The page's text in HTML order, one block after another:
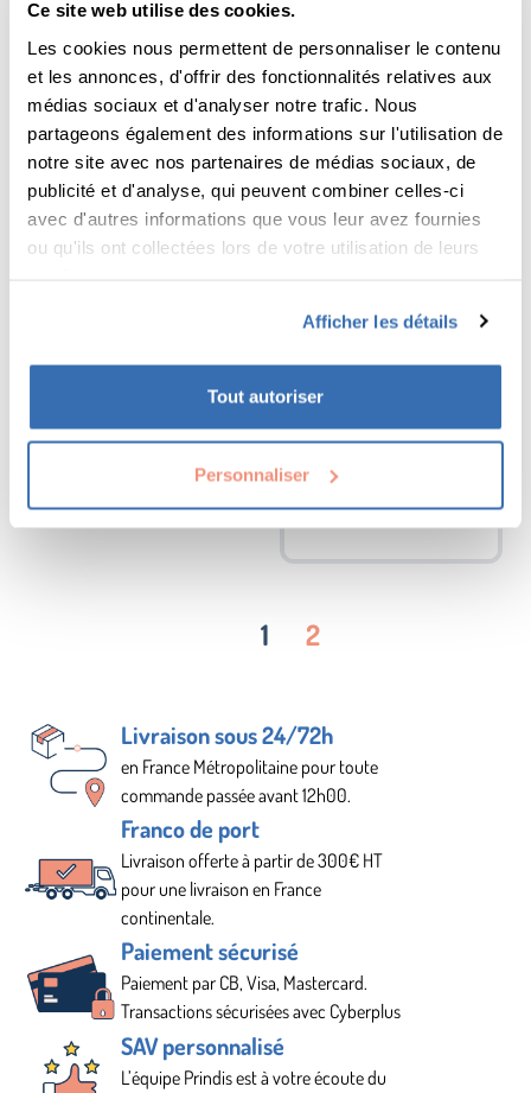
Ce site web utilise des cookies.
Les cookies nous permettent de personnaliser le contenu
et les annonces, d'offrir des fonctionnalités relatives aux
médias sociaux et d'analyser notre trafic. Nous
partageons également des informations sur l'utilisation de
notre site avec nos partenaires de médias sociaux, de
publicité et d'analyse, qui peuvent combiner celles-ci
avec d'autres informations que vous leur avez fournies
ou qu'ils ont collectées lors de votre utilisation de leurs
Afficher les détails
Tout autoriser
Personnaliser
gamme.
d’autres matériaux et
fournitures pour
l’aménagement de la
maison, en particulier la
salle-de-bains et la
cuisine.. Avec + de 3600
collaborateurs et une
centaine de magasins ,
majeur de son marché.
OPALE
Conception Logistique
commerce
Découvrir l'expérience
So Beautiful est un
institut de beauté à
Roncq proposant du
des massages, des soins
appel à nous pour
Découvrir l'expérience
1 2
Livraison sous 24/72h
en France Métropolitaine pour toute
commande passée avant 12h00.
Franco de port
Livraison offerte à partir de 300€ HT
pour une livraison en France
continentale.
Paiement sécurisé
Paiement par CB, Visa, Mastercard.
Transactions sécurisées avec Cyberplus
SAV personnalisé
L’équipe Prindis est à votre écoute du